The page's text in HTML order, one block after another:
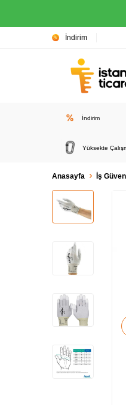
İndirim
İndirim
Yüksekte
Anasayfa İş